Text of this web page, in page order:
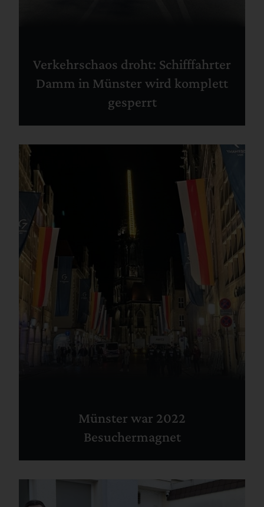
Verkehrschaos droht: Schifffahrter
Damm in Münster wird komplett
gesperrt
Münster war 2022
Besuchermagnet